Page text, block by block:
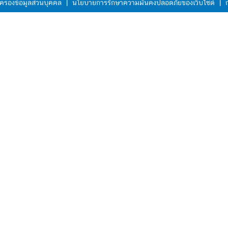
รองข้อมูลส่วนบุคคล | นโยบายการรักษาความมั่นคงปลอดภัยของเว็บไซต์ |